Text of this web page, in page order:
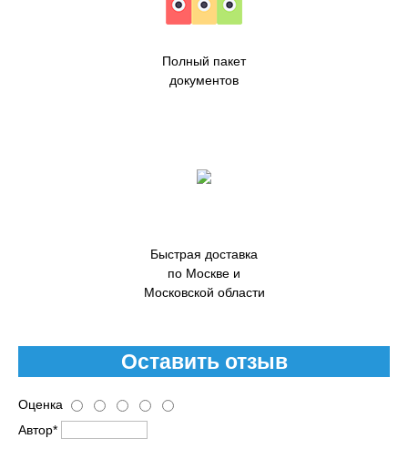
Полный пакет
документов
Быстрая доставка
по Москве и
Московской области
Оставить отзыв
Оценка
Автор*